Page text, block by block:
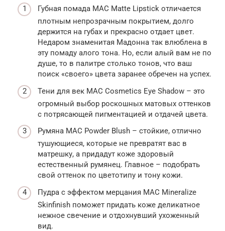
Губная помада MAC Matte Lipstick отличается
плотным непрозрачным покрытием, долго
держится на губах и прекрасно отдает цвет.
Недаром знаменитая Мадонна так влюблена в
эту помаду алого тона. Но, если алый вам не по
душе, то в палитре столько тонов, что ваш
поиск «своего» цвета заранее обречен на успех.
Тени для век MAC Cosmetics Eye Shadow – это
огромный выбор роскошных матовых оттенков
с потрясающей пигментацией и отдачей цвета.
Румяна MAC Powder Blush – стойкие, отлично
тушующиеся, которые не превратят вас в
матрешку, а придадут коже здоровый
естественный румянец. Главное – подобрать
свой оттенок по цветотипу и тону кожи.
Пудра с эффектом мерцания MAC Mineralize
Skinfinish поможет придать коже деликатное
нежное свечение и отдохнувший ухоженный
вид.